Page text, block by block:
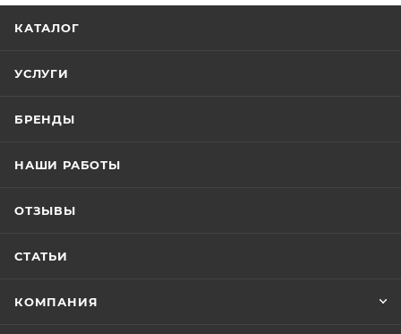
КАТАЛОГ
УСЛУГИ
БРЕНДЫ
НАШИ РАБОТЫ
ОТЗЫВЫ
СТАТЬИ
КОМПАНИЯ